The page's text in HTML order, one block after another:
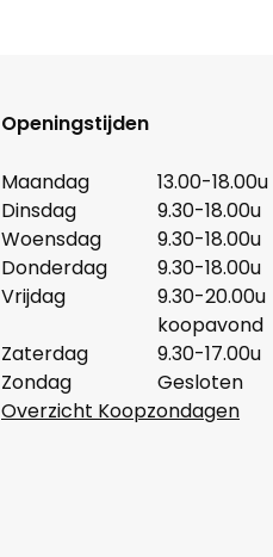
Openingstijden
Maandag
13.00-18.00u
Dinsdag
9.30-18.00u
Woensdag
9.30-18.00u
Donderdag
9.30-18.00u
Vrijdag
9.30-20.00u
koopavond
Zaterdag
9.30-17.00u
Zondag
Gesloten
Overzicht Koopzondagen